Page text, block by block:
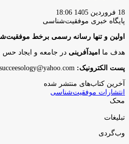
18 فروردین 1405 18:06
پایگاه‌ خبری موفقیت‌شناسی
اولین و تنها رسانه رسمی برخط
هدف ما امیدآفرینی در جامعه و ایجاد
پست الکترونیک:
آخرین کتاب‌های منتشر شده
انتشارات موفقیت‌شناسی
محک
تبلیغات
وب‌گردی